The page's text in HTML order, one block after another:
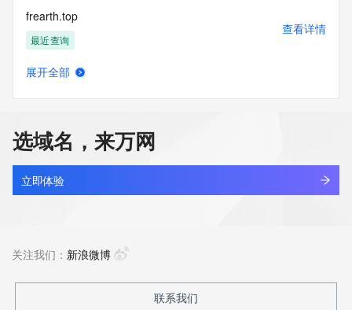
frearth.top
最近查询
查看详情
frearth862.top
最近查询
查看详情
展开全部
选域名，来万网
立即体验
关注我们： 新浪微博
联系我们